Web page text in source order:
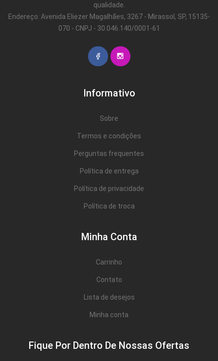
qualidade.
Endereço: Avenida Eliezer Magalhães, 3267 - Mirassol, SP, 15135-
070 - CNPJ - 30.046.140/0001-61
Informativo
Sobre
Termos e condições
Perguntas frequentes
Política de entrega
Política de privacidade
Política de troca
Minha Conta
Carrinho
Contato
Lista de desejos
Minha conta
Fique Por Dentro De Nossas Ofertas